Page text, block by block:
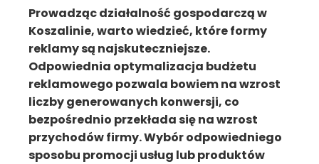
Prowadząc działalność gospodarczą w
Koszalinie, warto wiedzieć, które formy
reklamy są najskuteczniejsze.
Odpowiednia optymalizacja budżetu
reklamowego pozwala bowiem na wzrost
liczby generowanych konwersji, co
bezpośrednio przekłada się na wzrost
przychodów firmy. Wybór odpowiedniego
sposobu promocji usług lub produktów